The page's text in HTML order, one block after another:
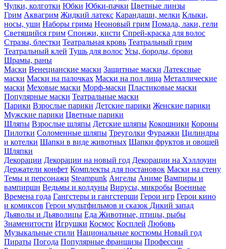
Чулки, колготки Юбки Юбки-пачки Цветные линзы
Грим Аквагрим Жидкий латекс Карандаши, мелки Клыки,
носы, уши Наборы грима Неоновый грим Помада, лаки, гели
Светящийся грим Спонжи, кисти Спрей-краска для волос
Стразы, блестки Театральная кровь Театральный грим
Театральный клей Тушь для волос Усы, бороды, брови
Шрамы, раны
Маски Венецианские маски Защитные маски Латексные
маски Маски на палочках Маски на пол лица Металлические
маски Меховые маски Морф-маски Пластиковые маски
Популярные маски Театральные маски
Парики Взрослые парики Детские парики Женские парики
Мужские парики Цветные парики
Шляпы Взрослые шляпы Детские шляпы Кокошники Короны
Пилотки Соломенные шляпы Треуголки Фуражки Цилиндры
и котелки Шапки в виде животных Шапки фруктов и овощей
Шляпки
Декорации Декорации на новый год Декорации на Хэллоуин
Держатели конфет Комплекты для постановок Маски на стену
Темы и персонажи Steampunk Ангелы Аниме Вампиры и
вампирши Ведьмы и колдуны Вирусы, микробы Военные
Времена года Гангстеры и гангстерши Герои игр Герои кино
и комиксов Герои мультфильмов и сказок Дикий запад
Дьяволы и Дьяволицы Еда Животные, птицы, рыбы
Знаменитости Игрушки Космос Косплей Любовь
Музыкальные стили Национальные костюмы Новый год
Пираты Погода Популярные франшизы Профессии